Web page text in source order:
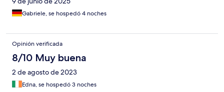
Gabriele, se hospedó 4 noches
Opinión verificada
8/10 Muy buena
2 de agosto de 2023
Edna, se hospedó 3 noches